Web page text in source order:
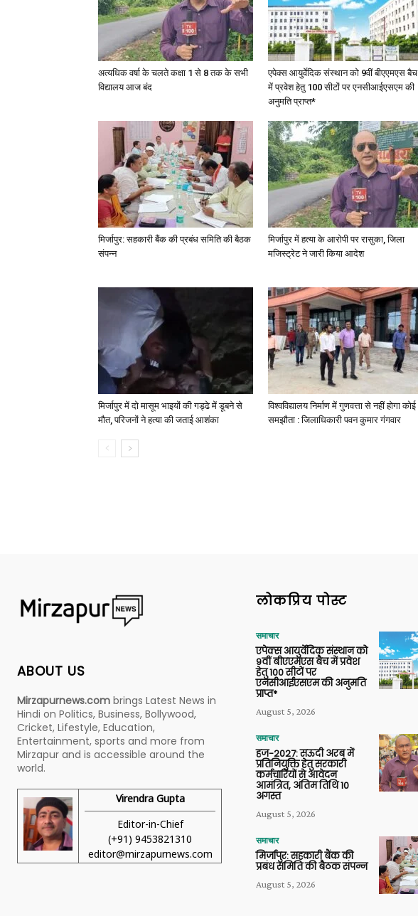
अत्यधिक वर्षा के चलते कक्षा 1 से 8 तक के सभी
विद्यालय आज बंद
एपेक्स आयुर्वेदिक संस्थान को 9वीं बीएएमएस बैच
में प्रवेश हेतु 100 सीटों पर एनसीआईएसएम की
अनुमति प्राप्त*
मिर्जापुर: सहकारी बैंक की प्रबंध समिति की बैठक
संपन्न
मिर्जापुर में हत्या के आरोपी पर रासुका, जिला
मजिस्ट्रेट ने जारी किया आदेश
मिर्जापुर में दो मासूम भाइयों की गड्ढे में डूबने से
मौत, परिजनों ने हत्या की जताई आशंका
विश्वविद्यालय निर्माण में गुणवत्ता से नहीं होगा कोई
समझौता : जिलाधिकारी पवन कुमार गंगवार
ABOUT US
Mirzapurnews.com brings Latest News in
Hindi on Politics, Business, Bollywood,
Cricket, Lifestyle, Education,
Entertainment, sports and more from
Mirzapur and is accessible around the
world.
Virendra Gupta
Editor-in-Chief
(+91) 9453821310
editor@mirzapurnews.com
लोकप्रिय पोस्ट
समाचार
एपेक्स आयुर्वेदिक संस्थान को
9वीं बीएएमएस बैच में प्रवेश
हेतु 100 सीटों पर
एनसीआईएसएम की अनुमति
प्राप्त*
August 5, 2026
समाचार
हज-2027: सऊदी अरब में
प्रतिनियुक्ति हेतु सरकारी
कर्मचारियों से आवेदन
आमंत्रित, अंतिम तिथि 10
अगस्त
August 5, 2026
समाचार
मिर्जापुर: सहकारी बैंक की
प्रबंध समिति की बैठक संपन्न
August 5, 2026